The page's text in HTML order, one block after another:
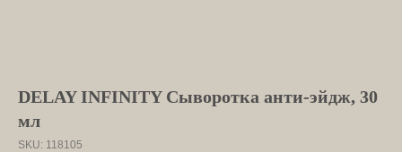
DELAY INFINITY Сыворотка анти-эйдж, 30
мл
SKU: 118105